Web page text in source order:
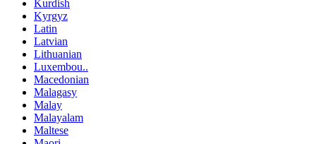
Kurdish
Kyrgyz
Latin
Latvian
Lithuanian
Luxembou..
Macedonian
Malagasy
Malay
Malayalam
Maltese